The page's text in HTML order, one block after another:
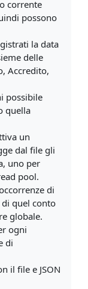
corrente
possono
la data
delle
Accredito,
possibile
quella
un
dal file gli
uno per
pool.
di
quel conto
globale.
ogni
di
il file e JSON